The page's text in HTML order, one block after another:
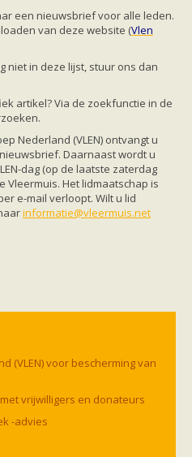
en bomenkap
onderzoekbureaus
detector
een nieuwsbrief voor alle leden.
van deze website (Vlen
niet in deze lijst, stuur ons dan
artikel? Via de zoekfunctie in de
Nederland (VLEN) ontvangt u
Daarnaast wordt u
dag (op de laatste zaterdag
Vleermuis. Het lidmaatschap is
e-mail verloopt. Wilt u lid
informatie@vleermuis.net
(VLEN) voor bescherming van
vrijwilligers en donateurs
-advies